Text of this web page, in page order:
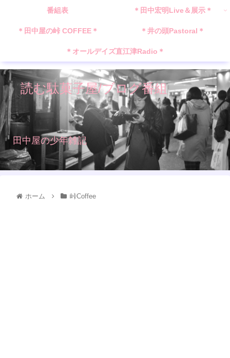
読む駄菓子屋/ブログ番組
田中屋の少年雑記
番組表 ＊田中宏明Live＆展示＊
＊田中屋の峠 COFFEE＊ ＊井の頭Pastoral＊
＊オールデイズ直江津Radio＊
ホーム 峠Coffee